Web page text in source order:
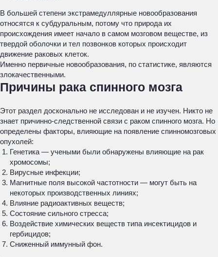
В большей степени экстрамедуллярные новообразования
относятся к субдуральным, потому что природа их
происхождения имеет начало в самом мозговом веществе, из
твердой оболочки и тел позвонков которых происходит
движение раковых клеток.
Именно первичные новообразования, по статистике, являются
злокачественными.
Причины рака спинного мозга
Этот раздел досконально не исследован и не изучен. Никто не
знает причинно-следственной связи с раком спинного мозга. Но
определены факторы, влияющие на появление спинномозговых
опухолей:
Генетика — учеными были обнаружены влияющие на рак
хромосомы;
Вирусные инфекции;
Магнитные поля высокой частотности — могут быть на
некоторых производственных линиях;
Влияние радиоактивных веществ;
Состояние сильного стресса;
Воздействие химических веществ типа инсектицидов и
гербицидов;
Сниженный иммунный фон.